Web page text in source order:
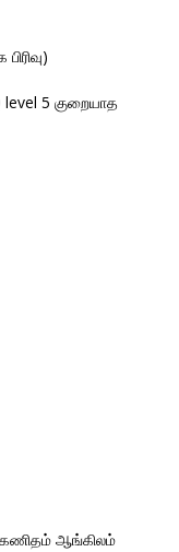
level 5 குறையாத
கணிதம் ஆங்கிலம்